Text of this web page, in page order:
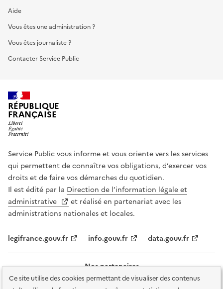
Ce site utilise des cookies permettant de visualiser des contenus
Aide
Vous êtes une administration ?
Vous êtes journaliste ?
Contacter Service Public
RÉPUBLIQUE
FRANÇAISE
Service Public vous informe et vous oriente vers les services
qui permettent de connaître vos obligations, d’exercer vos
droits et de faire vos démarches du quotidien.
Il est édité par la Direction de l’information légale et
administrative
et réalisé en partenariat avec les
administrations nationales et locales.
legifrance.gouv.fr info.gouv.fr data.gouv.fr
Nos partenaires